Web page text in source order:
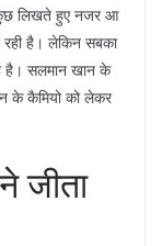
लिखते हुए नजर आ
है। लेकिन सबका
है। सलमान खान के
के कैमियो को लेकर
जीता